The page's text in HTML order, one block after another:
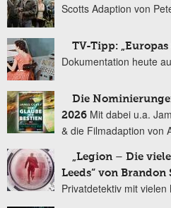
Scotts Adaption von
TV-Tipp:
Dokumentation heute
Die
2026 Mit dabei u.a.
& die Filmadaption von
„Legion – Die
Leeds“ von Brandon
Privatdetektiv mit